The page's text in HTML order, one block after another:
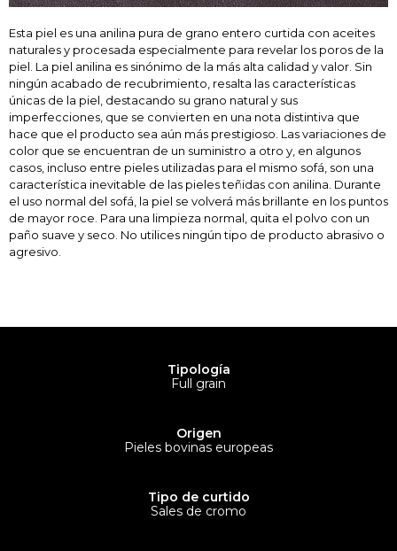
Esta piel es una anilina pura de grano entero curtida con aceites
naturales y procesada especialmente para revelar los poros de la
piel. La piel anilina es sinónimo de la más alta calidad y valor. Sin
ningún acabado de recubrimiento, resalta las características
únicas de la piel, destacando su grano natural y sus
imperfecciones, que se convierten en una nota distintiva que
hace que el producto sea aún más prestigioso. Las variaciones de
color que se encuentran de un suministro a otro y, en algunos
casos, incluso entre pieles utilizadas para el mismo sofá, son una
característica inevitable de las pieles teñidas con anilina. Durante
el uso normal del sofá, la piel se volverá más brillante en los puntos
de mayor roce. Para una limpieza normal, quita el polvo con un
paño suave y seco. No utilices ningún tipo de producto abrasivo o
agresivo.
Tipología
Full grain
Origen
Pieles bovinas europeas
Tipo de curtido
Sales de cromo